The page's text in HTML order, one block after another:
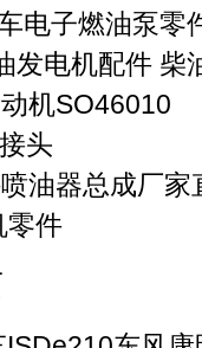
电子燃油泵零
发电机配件 柴
机SO46010
头
油器总成厂家
零件